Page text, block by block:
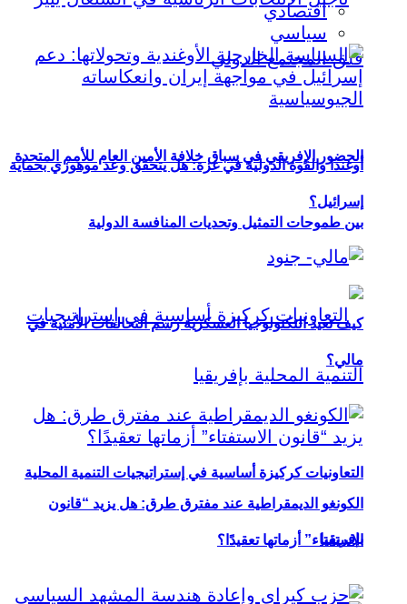
الحضور الإفريقي في سباق خلافة الأمين العام للأمم المتحدة
بين طموحات التمثيل وتحديات المنافسة الدولية
التعاونيات كركيزة أساسية في إستراتيجيات التنمية المحلية
بإفريقيا
اقتصادي
سياسي
أوغندا والقوة الدولية في غزة: هل يتحقق وعد موهوزي بحماية
إسرائيل؟
كيف تعيد التكنولوجيا العسكرية رسم التحالفات الأمنية في
مالي؟
الكونغو الديمقراطية عند مفترق طرق: هل يزيد “قانون
الاستفتاء” أزماتها تعقيدًا؟